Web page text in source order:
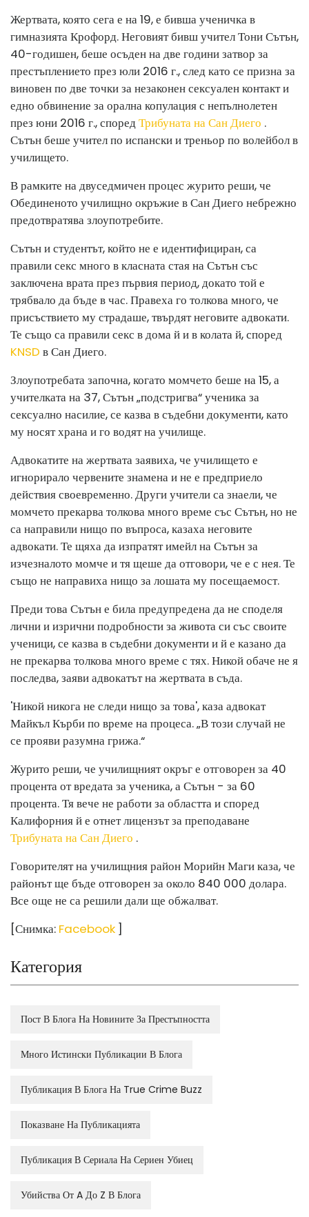
Жертвата, която сега е на 19, е бивша ученичка в
гимназията Крофорд. Неговият бивш учител Тони Сътън,
40-годишен, беше осъден на две години затвор за
престъплението през юли 2016 г., след като се призна за
виновен по две точки за незаконен сексуален контакт и
едно обвинение за орална копулация с непълнолетен
през юни 2016 г., споредТрибуната на Сан Диего .
Сътън беше учител по испански и треньор по волейбол в
училището.
В рамките на двуседмичен процес журито реши, че
Обединеното училищно окръжие в Сан Диего небрежно
предотвратява злоупотребите.
Сътън и студентът, който не е идентифициран, са
правили секс много в класната стая на Сътън със
заключена врата през първия период, докато той е
трябвало да бъде в час. Правеха го толкова много, че
присъствието му страдаше, твърдят неговите адвокати.
Те също са правили секс в дома й и в колата й, според
KNSD в Сан Диего.
Злоупотребата започна, когато момчето беше на 15, а
учителката на 37, Сътън „подстригва“ ученика за
сексуално насилие, се казва в съдебни документи, като
му носят храна и го водят на училище.
Адвокатите на жертвата заявиха, че училището е
игнорирало червените знамена и не е предприело
действия своевременно. Други учители са знаели, че
момчето прекарва толкова много време със Сътън, но не
са направили нищо по въпроса, казаха неговите
адвокати. Те щяха да изпратят имейл на Сътън за
изчезналото момче и тя щеше да отговори, че е с нея. Те
също не направиха нищо за лошата му посещаемост.
Преди това Сътън е била предупредена да не споделя
лични и изрични подробности за живота си със своите
ученици, се казва в съдебни документи и й е казано да
не прекарва толкова много време с тях. Никой обаче не я
последва, заяви адвокатът на жертвата в съда.
'Никой никога не следи нищо за това', каза адвокат
Майкъл Кърби по време на процеса. „В този случай не
се прояви разумна грижа.“
Журито реши, че училищният окръг е отговорен за 40
процента от вредата за ученика, а Сътън - за 60
процента. Тя вече не работи за областта и според
Калифорния й е отнет лицензът за преподаване
Трибуната на Сан Диего .
Говорителят на училищния район Морийн Маги каза, че
районът ще бъде отговорен за около 840 000 долара.
Все още не са решили дали ще обжалват.
[Снимка: Facebook ]
Категория
Пост В Блога На Новините За Престъпността
Много Истински Публикации В Блога
Публикация В Блога На True Crime Buzz
Показване На Публикацията
Публикация В Сериала На Сериен Убиец
Убийства От A До Z В Блога